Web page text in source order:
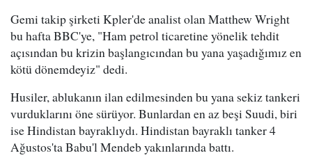
Gemi takip şirketi Kpler'de analist olan Matthew Wright
bu hafta BBC'ye, "Ham petrol ticaretine yönelik tehdit
açısından bu krizin başlangıcından bu yana yaşadığımız en
kötü dönemdeyiz" dedi.
Husiler, ablukanın ilan edilmesinden bu yana sekiz tankeri
vurduklarını öne sürüyor. Bunlardan en az beşi Suudi, biri
ise Hindistan bayraklıydı. Hindistan bayraklı tanker 4
Ağustos'ta Babu'l Mendeb yakınlarında battı.